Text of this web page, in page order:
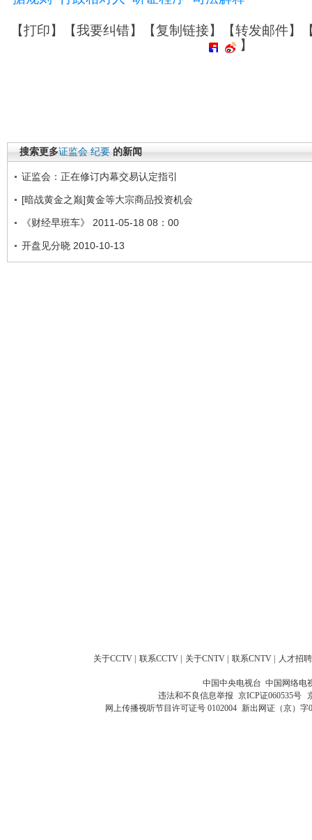
【打印】【我要纠错】【复制链接】【转发邮件】
】
搜索更多证监会 纪要 的新闻
证监会：正在修订内幕交易认定指引
[暗战黄金之巅]黄金等大宗商品投资机会
《财经早班车》 2011-05-18 08：00
开盘见分晓 2010-10-13
关于CCTV 联系CCTV 关于CNTV 联系CNTV 人才招聘
中国中央电视台 中国网络电
违法和不良信息举报 京ICP证060535号
网上传播视听节目许可证号 0102004 新出网证（京）